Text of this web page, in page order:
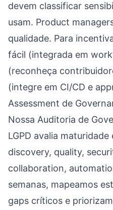
devem classificar
usam. Product
qualidade. Para
fácil (integrada em
(reconheça
(integre em CI/CD e
Assessment de
Nossa Auditoria de
LGPD avalia
discovery, quality,
collaboration,
semanas, mapeamos
gaps críticos e